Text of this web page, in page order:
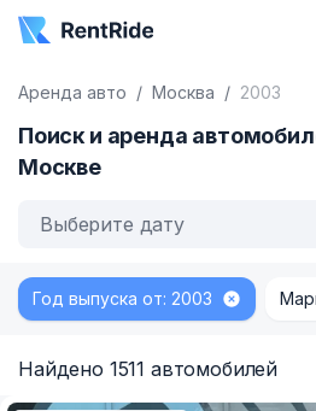
Аренда авто Москва 2003
Поиск и аренда
Москве
Выберите дату
Год выпуска от: 2003
Найдено 1511 автомобилей